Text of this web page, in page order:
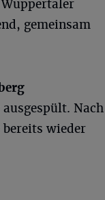
gemeinsam
Nach
wieder